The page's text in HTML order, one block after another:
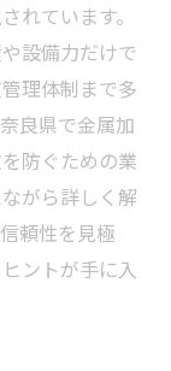
れています。
設備力だけで
理体制まで多
良県で金属加
防ぐための業
がら詳しく解
頼性を見極
ントが手に入